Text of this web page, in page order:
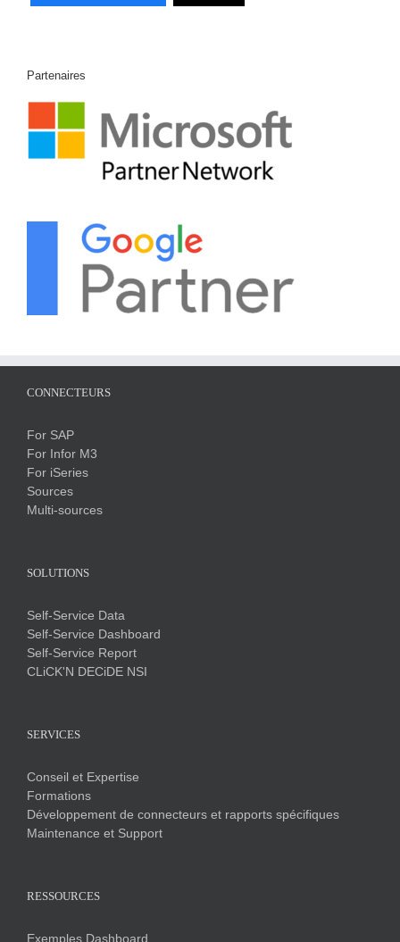
Partenaires
CONNECTEURS
For SAP
For Infor M3
For iSeries
Sources
Multi-sources
SOLUTIONS
Self-Service Data
Self-Service Dashboard
Self-Service Report
CLiCK'N DECiDE NSI
SERVICES
Conseil et Expertise
Formations
Développement de connecteurs et rapports spécifiques
Maintenance et Support
RESSOURCES
Exemples Dashboard